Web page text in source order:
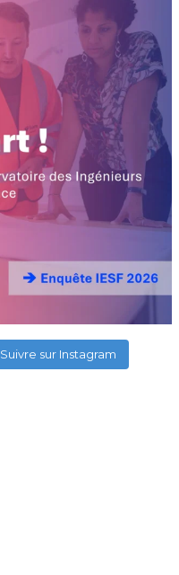
Suivre sur Instagram